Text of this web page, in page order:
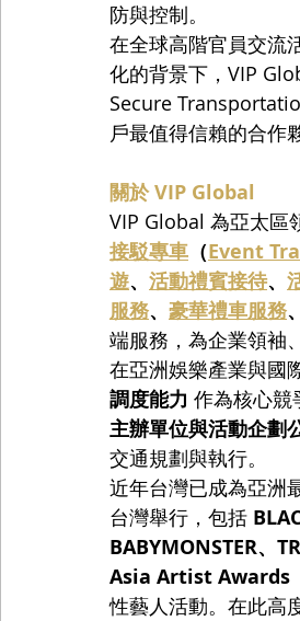
防與控制。
在全球高階官員交流
化的背景下，VIP
Secure
戶最值得信賴的合作
關於 VIP Global
VIP Global 為亞太區
接駁專車 （Event
遊、 活動禮賓接待、
服務、 豪華禮車服務、
端服務，為企業領袖
在亞洲娛樂產業與國
調度能力 作為核心
主辦單位與活動企劃
交通規劃與執行。
近年台灣已成為亞洲
台灣舉行，包括
BABYMONSTER、
Asia Artist Awards
性藝人活動。在此高